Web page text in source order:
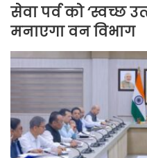
सेवा पर्व को ‘स्वच्छ
मनाएगा वन विभाग